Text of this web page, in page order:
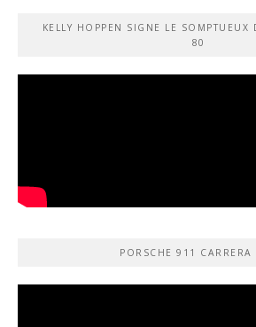
KELLY HOPPEN SIGNE LE SOMPTUEUX
80
PORSCHE 911 CARRERA